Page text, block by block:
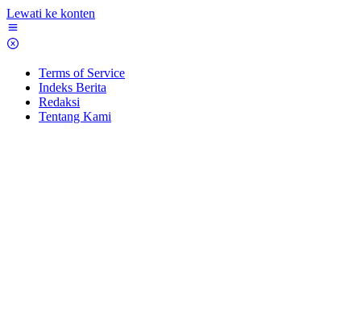
Lewati ke konten
Terms of Service
Indeks Berita
Redaksi
Tentang Kami